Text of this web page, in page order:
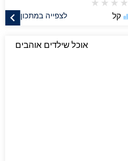
★
★
★
★
לצפייה במתכון קל
אוכל שילדים אוהבים